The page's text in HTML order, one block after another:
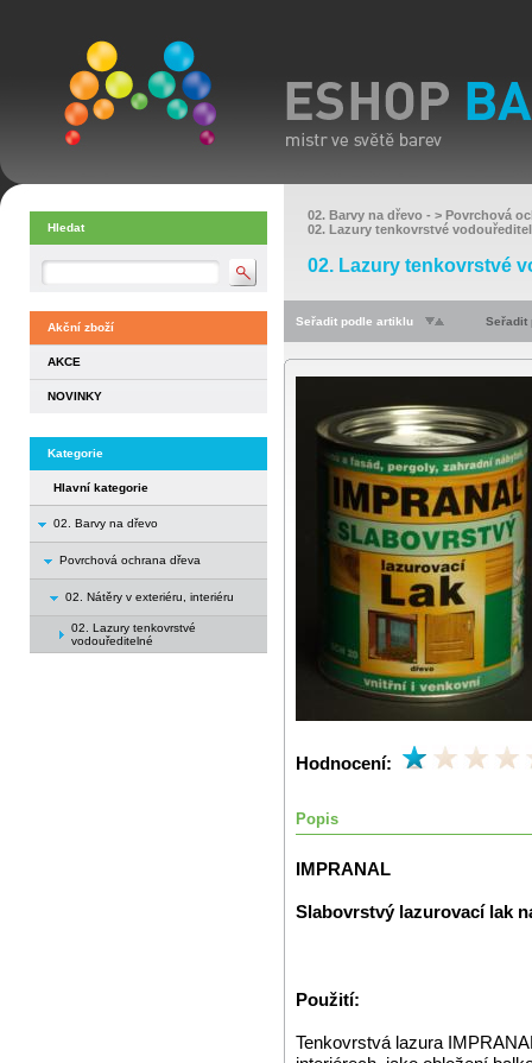
Hledat
Akční zboží
AKCE
NOVINKY
Kategorie
Hlavní kategorie
02. Barvy na dřevo
Povrchová ochrana dřeva
02. Nátěry v exteriéru, interiéru
02. Lazury tenkovrstvé
vodouředitelné
02. Barvy na dřevo - > Povrchová
02. Lazury tenkovrstvé
02. Lazury tenkovrstvé
Seřadit podle artiklu Seřadit
Hodnocení:
Popis
IMPRANAL
Slabovrstvý lazurovací lak
Použití:
Tenkovrstvá lazura